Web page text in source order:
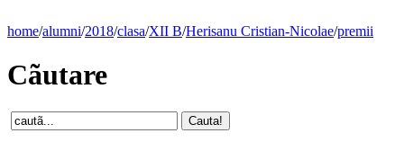
home/alumni/2018/clasa/XII B/Herisanu Cristian-Nicolae/premii
Cãutare